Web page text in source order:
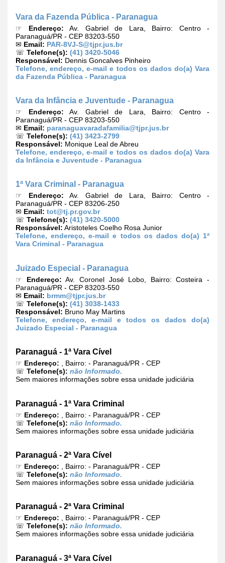
Vara da Fazenda Pública - Paranagua
☞ Endereço: Av. Gabriel de Lara, Bairro: Centro -
Paranaguá/PR - CEP 83203-550
✉ Email: PAR-8VJ-S@tjpr.jus.br
☏ Telefone(s): (41) 3420-5046
Responsável: Dennis Goncalves Pinheiro
Telefone, endereço, e-mail e todos os dados do(a) Vara
da Fazenda Pública - Paranagua
Vara da Infância e Juventude - Paranagua
☞ Endereço: Av. Gabriel de Lara, Bairro: Centro -
Paranaguá/PR - CEP 83203-550
✉ Email: paranaguavaradafamilia@tjpr.jus.br
☏ Telefone(s): (41) 3423-2799
Responsável: Monique Leal de Abreu
Telefone, endereço, e-mail e todos os dados do(a) Vara
da Infância e Juventude - Paranagua
1ª Vara Criminal - Paranagua
☞ Endereço: Av. Gabriel de Lara, Bairro: Centro -
Paranaguá/PR - CEP 83206-250
✉ Email: tot@tj.pr.gov.br
☏ Telefone(s): (41) 3420-5000
Responsável: Aristoteles Coelho Rosa Junior
Telefone, endereço, e-mail e todos os dados do(a) 1ª
Vara Criminal - Paranagua
Juizado Especial - Paranagua
☞ Endereço: Av. Coronel José Lobo, Bairro: Costeira -
Paranaguá/PR - CEP 83203-550
✉ Email: brmm@tjpr.jus.br
☏ Telefone(s): (41) 3038-1433
Responsável: Bruno May Martins
Telefone, endereço, e-mail e todos os dados do(a)
Juizado Especial - Paranagua
Paranaguá - 1ª Vara Cível
☞ Endereço: , Bairro: - Paranaguá/PR - CEP
☏ Telefone(s): não Informado.
Sem maiores informações sobre essa unidade judiciária
Paranaguá - 1ª Vara Criminal
☞ Endereço: , Bairro: - Paranaguá/PR - CEP
☏ Telefone(s): não Informado.
Sem maiores informações sobre essa unidade judiciária
Paranaguá - 2ª Vara Cível
☞ Endereço: , Bairro: - Paranaguá/PR - CEP
☏ Telefone(s): não Informado.
Sem maiores informações sobre essa unidade judiciária
Paranaguá - 2ª Vara Criminal
☞ Endereço: , Bairro: - Paranaguá/PR - CEP
☏ Telefone(s): não Informado.
Sem maiores informações sobre essa unidade judiciária
Paranaguá - 3ª Vara Cível